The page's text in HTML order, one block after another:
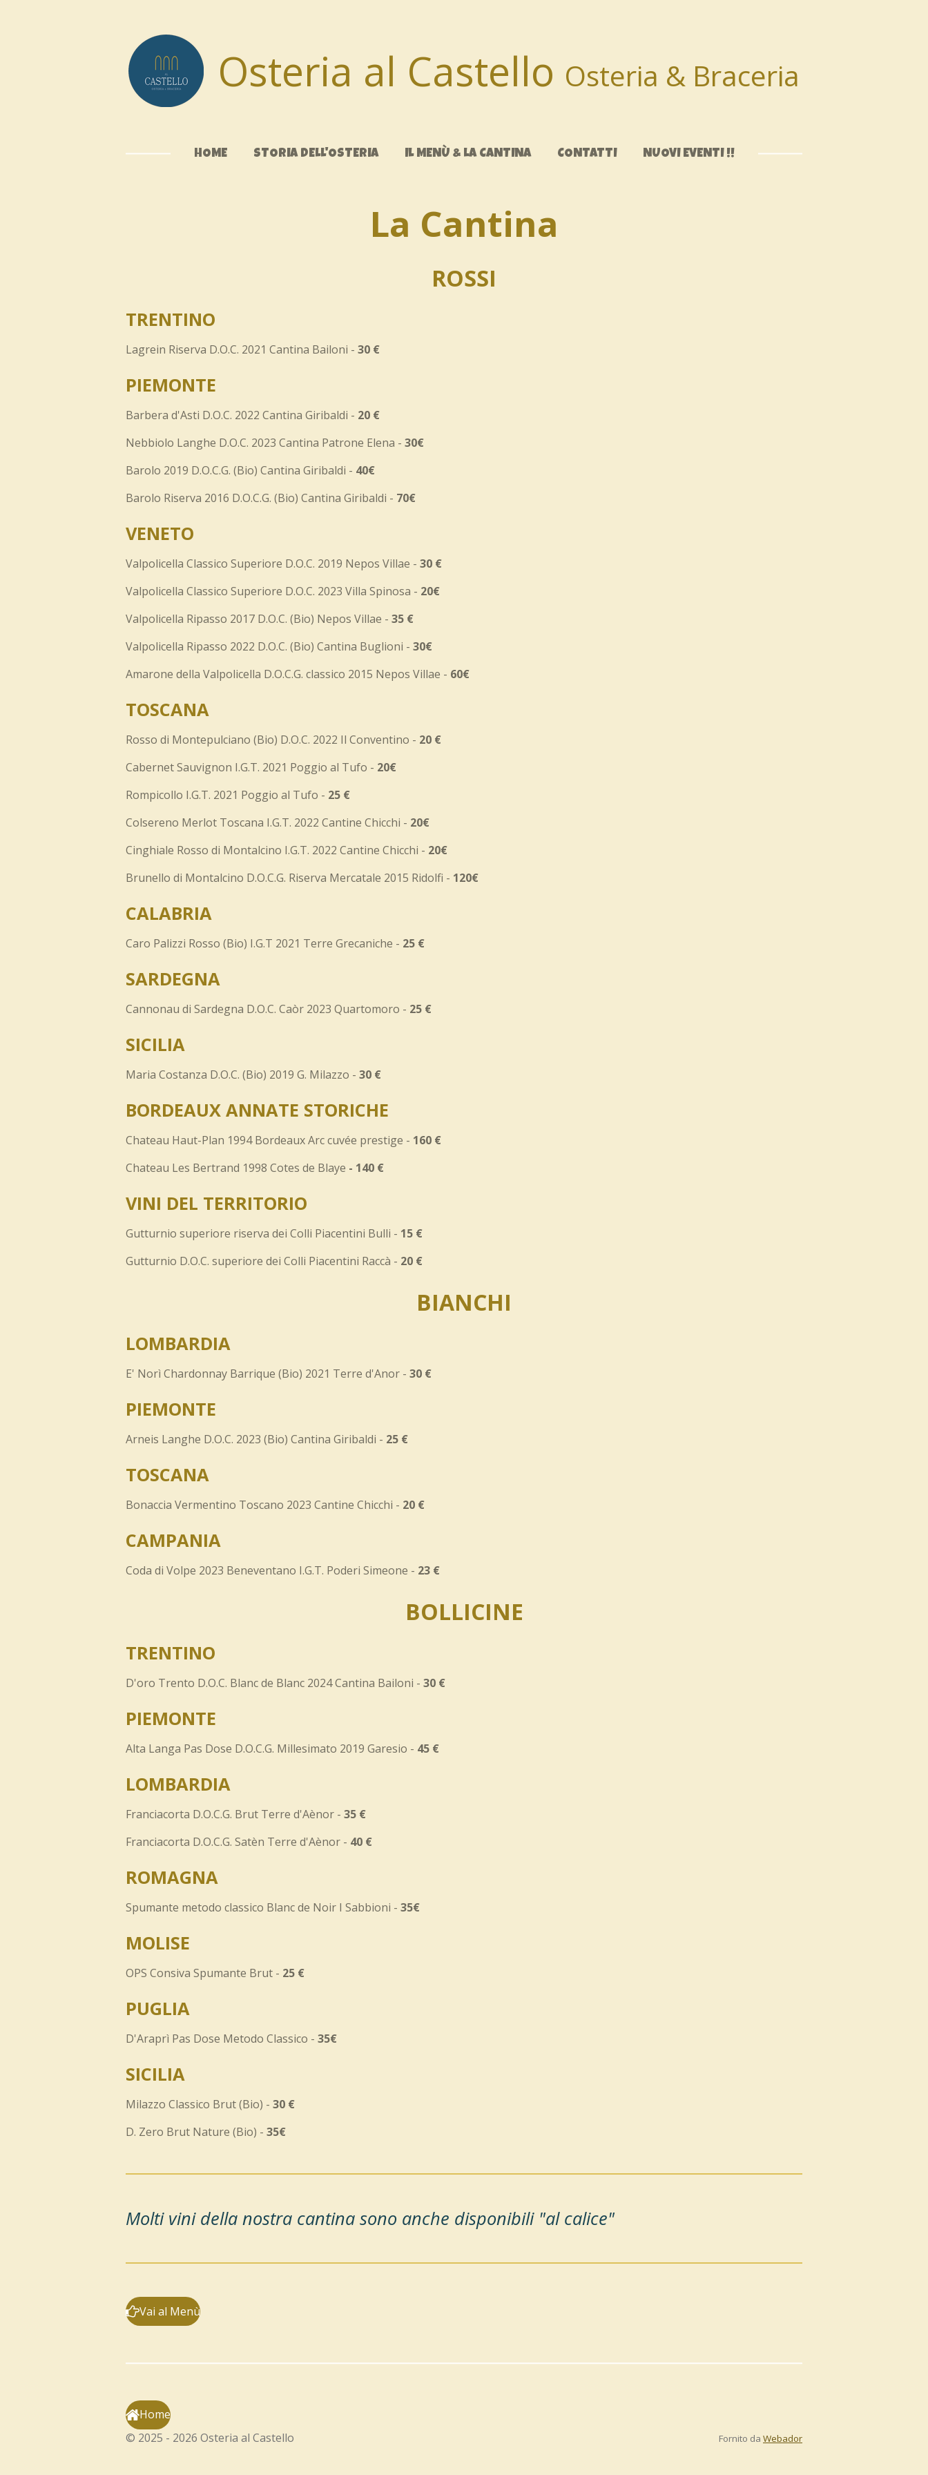
Osteria al Castello Osteria & Braceria
HOME STORIA DELL'OSTERIA IL MENÙ & LA CANTINA CONTATTI NUOVI EVENTI !!
La Cantina
ROSSI
TRENTINO
Lagrein Riserva D.O.C. 2021 Cantina Bailoni - 30 €
PIEMONTE
Barbera d'Asti D.O.C. 2022 Cantina Giribaldi - 20 €
Nebbiolo Langhe D.O.C. 2023 Cantina Patrone Elena - 30€
Barolo 2019 D.O.C.G. (Bio) Cantina Giribaldi - 40€
Barolo Riserva 2016 D.O.C.G. (Bio) Cantina Giribaldi - 70€
VENETO
Valpolicella Classico Superiore D.O.C. 2019 Nepos Villae - 30 €
Valpolicella Classico Superiore D.O.C. 2023 Villa Spinosa - 20€
Valpolicella Ripasso 2017 D.O.C. (Bio) Nepos Villae - 35 €
Valpolicella Ripasso 2022 D.O.C. (Bio) Cantina Buglioni - 30€
Amarone della Valpolicella D.O.C.G. classico 2015 Nepos Villae - 60€
TOSCANA
Rosso di Montepulciano (Bio) D.O.C. 2022 Il Conventino - 20 €
Cabernet Sauvignon I.G.T. 2021 Poggio al Tufo - 20€
Rompicollo I.G.T. 2021 Poggio al Tufo - 25 €
Colsereno Merlot Toscana I.G.T. 2022 Cantine Chicchi - 20€
Cinghiale Rosso di Montalcino I.G.T. 2022 Cantine Chicchi - 20€
Brunello di Montalcino D.O.C.G. Riserva Mercatale 2015 Ridolfi - 120€
CALABRIA
Caro Palizzi Rosso (Bio) I.G.T 2021 Terre Grecaniche - 25 €
SARDEGNA
Cannonau di Sardegna D.O.C. Caòr 2023 Quartomoro - 25 €
SICILIA
Maria Costanza D.O.C. (Bio) 2019 G. Milazzo - 30 €
BORDEAUX ANNATE STORICHE
Chateau Haut-Plan 1994 Bordeaux Arc cuvée prestige - 160 €
Chateau Les Bertrand 1998 Cotes de Blaye - 140 €
VINI DEL TERRITORIO
Gutturnio superiore riserva dei Colli Piacentini Bulli - 15 €
Gutturnio D.O.C. superiore dei Colli Piacentini Raccà - 20 €
BIANCHI
LOMBARDIA
E' Norì Chardonnay Barrique (Bio) 2021 Terre d'Anor - 30 €
PIEMONTE
Arneis Langhe D.O.C. 2023 (Bio) Cantina Giribaldi - 25 €
TOSCANA
Bonaccia Vermentino Toscano 2023 Cantine Chicchi - 20 €
CAMPANIA
Coda di Volpe 2023 Beneventano I.G.T. Poderi Simeone - 23 €
BOLLICINE
TRENTINO
D'oro Trento D.O.C. Blanc de Blanc 2024 Cantina Bailoni - 30 €
PIEMONTE
Alta Langa Pas Dose D.O.C.G. Millesimato 2019 Garesio - 45 €
LOMBARDIA
Franciacorta D.O.C.G. Brut Terre d'Aènor - 35 €
Franciacorta D.O.C.G. Satèn Terre d'Aènor - 40 €
ROMAGNA
Spumante metodo classico Blanc de Noir I Sabbioni - 35€
MOLISE
OPS Consiva Spumante Brut - 25 €
PUGLIA
D'Araprì Pas Dose Metodo Classico - 35€
SICILIA
Milazzo Classico Brut (Bio) - 30 €
D. Zero Brut Nature (Bio) - 35€
Molti vini della nostra cantina sono anche disponibili "al calice"
Vai al Menù
Home
© 2025 - 2026 Osteria al Castello
Fornito da Webador